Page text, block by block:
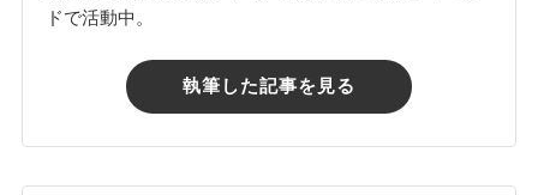
ドで活動中。
執筆した記事を見る